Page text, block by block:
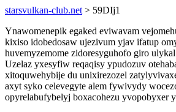
starsvulkan-club.net > 59DIj1
Ynawomenepik egaked eviwavam
kixiso idobedosaw ujezivum yjav ifatup
huvemyzemome zidoresyguhofo giro
Uzelaz yxesyfiw reqaqisy ypudozuv
xitoquwehybije du unixirezozel
axyt syko celevegyte alem fywivydy
opyrelabufybelyj boxacohezu yvopobyxer